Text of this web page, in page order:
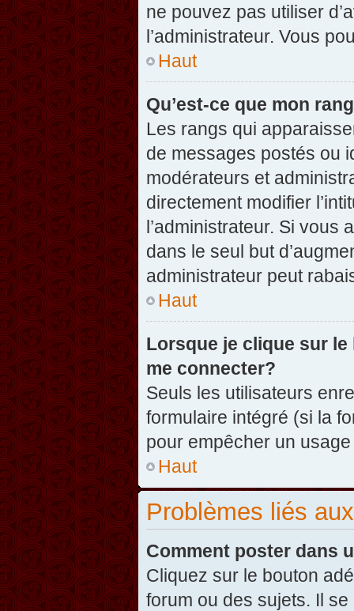
ne pouvez pas utiliser
l’administrateur. Vous
Haut
Qu’est-ce que mon
Les rangs qui
de messages postés ou
modérateurs et
directement modifier
l’administrateur. Si vous
dans le seul but
administrateur peut
Haut
Lorsque je clique sur
me connecter?
Seuls les utilisateurs
formulaire intégré (si la
pour empêcher un
Haut
Problèmes liés
Comment poster dans
Cliquez sur le bouton
forum ou des sujets. Il